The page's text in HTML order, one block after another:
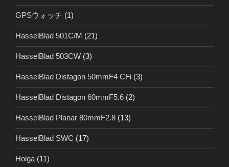
GPSウォッチ (1)
HasselBlad 501C/M (21)
HasselBlad 503CW (3)
HasselBlad Distagon 50mmF4 CFi (3)
HasselBlad Distagon 60mmF5.6 (2)
HasselBlad Planar 80mmF2.8 (13)
HasselBlad SWC (17)
Holga (11)